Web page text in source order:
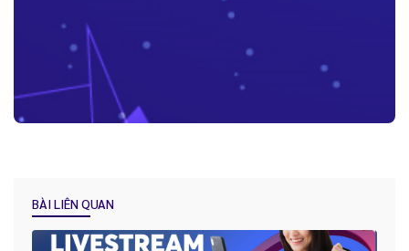
Tại sao việc Lưu trữ và quản lý lịch sử khách hàng lại được ví như
“dầu khí của kỷ nguyên kỹ thuật số” ?
BÀI LIÊN QUAN